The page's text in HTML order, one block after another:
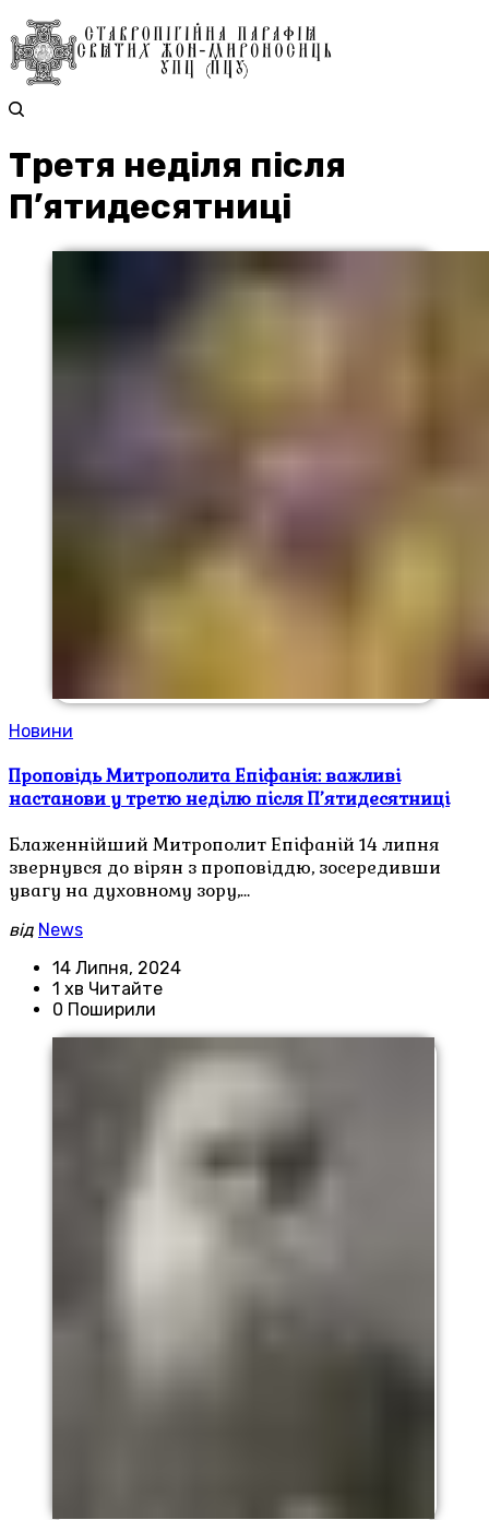
Третя неділя після
П’ятидесятниці
Новини
Проповідь Митрополита Епіфанія: важливі
настанови у третю неділю після П’ятидесятниці
Блаженнійший Митрополит Епіфаній 14 липня
звернувся до вірян з проповіддю, зосередивши
увагу на духовному зору,…
від News
14 Липня, 2024
1 хв Читайте
0 Поширили